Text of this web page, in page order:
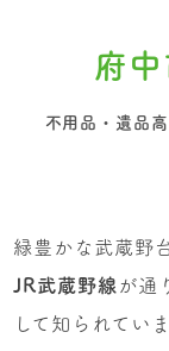
府中
不用品・遺品
緑豊かな武蔵野
JR武蔵野線 が通
して知られてい